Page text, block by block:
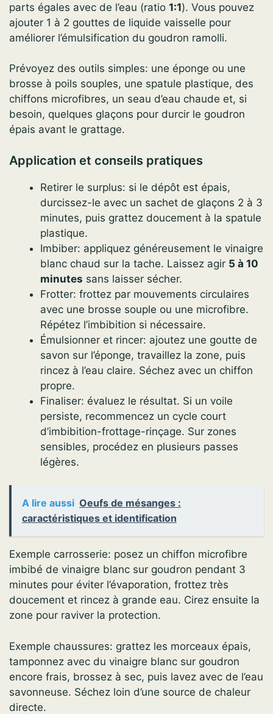
parts égales avec de l’eau (ratio 1:1). Vous pouvez
ajouter 1 à 2 gouttes de liquide vaisselle pour
améliorer l’émulsification du goudron ramolli.
Prévoyez des outils simples: une éponge ou une
brosse à poils souples, une spatule plastique, des
chiffons microfibres, un seau d’eau chaude et, si
besoin, quelques glaçons pour durcir le goudron
épais avant le grattage.
Application et conseils pratiques
Retirer le surplus: si le dépôt est épais,
durcissez-le avec un sachet de glaçons 2 à 3
minutes, puis grattez doucement à la spatule
plastique.
Imbiber: appliquez généreusement le vinaigre
blanc chaud sur la tache. Laissez agir 5 à 10
minutes sans laisser sécher.
Frotter: frottez par mouvements circulaires
avec une brosse souple ou une microfibre.
Répétez l’imbibition si nécessaire.
Émulsionner et rincer: ajoutez une goutte de
savon sur l’éponge, travaillez la zone, puis
rincez à l’eau claire. Séchez avec un chiffon
propre.
Finaliser: évaluez le résultat. Si un voile
persiste, recommencez un cycle court
d’imbibition-frottage-rinçage. Sur zones
sensibles, procédez en plusieurs passes
légères.
A lire aussi Oeufs de mésanges :
caractéristiques et identification
Exemple carrosserie: posez un chiffon microfibre
imbibé de vinaigre blanc sur goudron pendant 3
minutes pour éviter l’évaporation, frottez très
doucement et rincez à grande eau. Cirez ensuite la
zone pour raviver la protection.
Exemple chaussures: grattez les morceaux épais,
tamponnez avec du vinaigre blanc sur goudron
encore frais, brossez à sec, puis lavez avec de l’eau
savonneuse. Séchez loin d’une source de chaleur
directe.